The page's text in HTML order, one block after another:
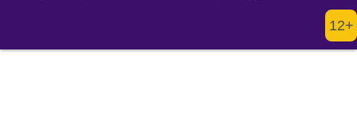
12+